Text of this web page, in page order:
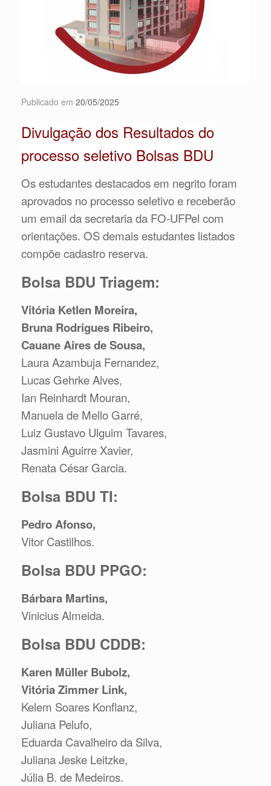
Publicado em 20/05/2025
Divulgação dos Resultados do
processo seletivo Bolsas BDU
Os estudantes destacados em negrito foram
aprovados no processo seletivo e receberão
um email da secretaria da FO-UFPel com
orientações. OS demais estudantes listados
compõe cadastro reserva.
Bolsa BDU Triagem:
Vitória Ketlen Moreira,
Bruna Rodrigues Ribeiro,
Cauane Aires de Sousa,
Laura Azambuja Fernandez,
Lucas Gehrke Alves,
Ian Reinhardt Mouran,
Manuela de Mello Garré,
Luiz Gustavo Ulguim Tavares,
Jasmini Aguirre Xavier,
Renata César Garcia.
Bolsa BDU TI:
Pedro Afonso,
Vitor Castilhos.
Bolsa BDU PPGO:
Bárbara Martins,
Vinicius Almeida.
Bolsa BDU CDDB:
Karen Müller Bubolz,
Vitória Zimmer Link,
Kelem Soares Konflanz,
Juliana Pelufo,
Eduarda Cavalheiro da Silva,
Juliana Jeske Leitzke,
Júlia B. de Medeiros.